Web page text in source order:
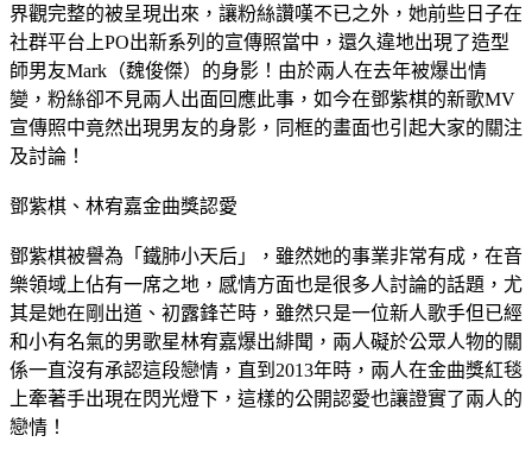
布整整14集的MV，在釋出的前三首歌裡所建構出的元宇宙世
界觀完整的被呈現出來，讓粉絲讚嘆不已之外，她前些日子在
社群平台上PO出新系列的宣傳照當中，還久違地出現了造型
師男友Mark（魏俊傑）的身影！由於兩人在去年被爆出情
變，粉絲卻不見兩人出面回應此事，如今在鄧紫棋的新歌MV
宣傳照中竟然出現男友的身影，同框的畫面也引起大家的關注
鄧紫棋被譽為「鐵肺小天后」，雖然她的事業非常有成，在音
樂領域上佔有一席之地，感情方面也是很多人討論的話題，尤
其是她在剛出道、初露鋒芒時，雖然只是一位新人歌手但已經
和小有名氣的男歌星林宥嘉爆出緋聞，兩人礙於公眾人物的關
係一直沒有承認這段戀情，直到2013年時，兩人在金曲獎紅毯
上牽著手出現在閃光燈下，這樣的公開認愛也讓證實了兩人的